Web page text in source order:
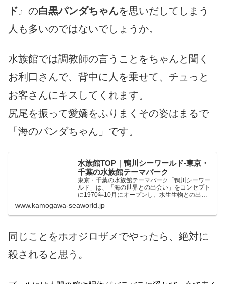
ド 』の白黒パンダちゃんを思いだしてしまう
人も多いのではないでしょうか。
水族館では調教師の言うことをちゃんと聞く
お利口さんで、背中に人を乗せて、チュっと
お客さんにキスしてくれます。
尻尾を振って愛嬌をふりまくその姿はまるで
「海のパンダちゃん」です。
水族館TOP｜鴨川シーワールド-東京・
千葉の水族館テーマパーク
東京・千葉の水族館テーマパーク「鴨川シーワー
ルド」は、「海の世界との出会い」をコンセプト
に1970年10月にオープンし、水生生物との出会
いを通し、生命の大切さとふれあいのすばらしさ
を体感するとともに、水生生物に関する知識と自
然環境との関わり...
www.kamogawa-seaworld.jp
同じことをホオジロザメでやったら、絶対に
殺されると思う。